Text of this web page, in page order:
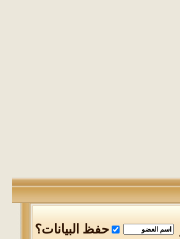
حفظ البيانات؟